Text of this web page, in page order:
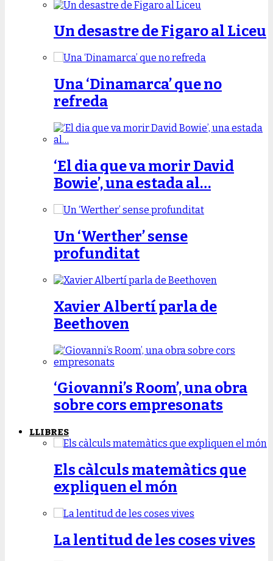
Un desastre de Figaro al Liceu
Una ‘Dinamarca’ que no
refreda
‘El dia que va morir David
Bowie’, una estada al…
Un ‘Werther’ sense
profunditat
Xavier Albertí parla de
Beethoven
‘Giovanni’s Room’, una obra
sobre cors empresonats
LLIBRES
Els càlculs matemàtics que
expliquen el món
La lentitud de les coses vives